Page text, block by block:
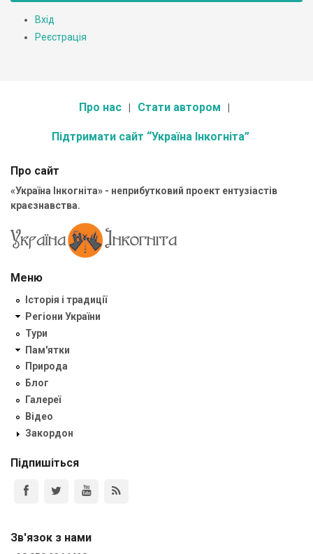
Вхід
Реєстрація
Про нас Стати автором
Підтримати сайт “Україна Інкогніта”
Про сайт
«Україна Інкогніта» - неприбутковий проект ентузіастів
краєзнавства.
Меню
Історія і традиції
Регіони України
Тури
Пам'ятки
Природа
Блог
Галереї
Відео
Закордон
Підпишіться
Зв'язок з нами